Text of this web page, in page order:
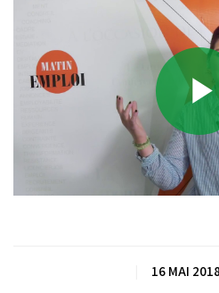
16 MAI